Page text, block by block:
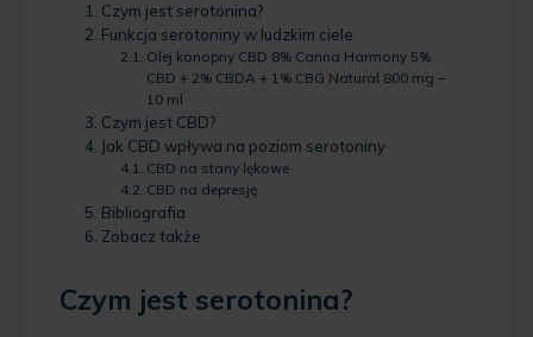
Czym jest serotonina?
Funkcja serotoniny w ludzkim ciele
Olej konopny CBD 8% Canna Harmony 5%
CBD + 2% CBDA + 1% CBG Natural 800 mg –
10 ml
Czym jest CBD?
Jak CBD wpływa na poziom serotoniny
CBD na stany lękowe
CBD na depresję
Bibliografia
Zobacz także
Czym jest serotonina?